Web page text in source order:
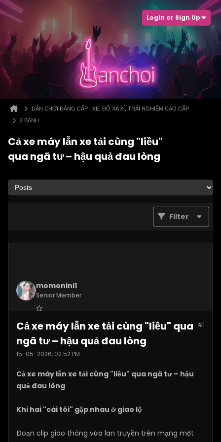
Login or Sign Up
DÂN CHƠI ĐẲNG CẤP | XE, ĐỒ XA XỈ, TRẢI NGHIỆM CAO CẤP
2 BÁNH
Cả xe máy lẫn xe tải cùng "liều"
qua ngã tư – hậu quả đau lòng
Filter
momonini1
Senior Member
Apr 2026
Posts:5408 #1
Cả xe máy lẫn xe tải cùng "liều" qua
ngã tư – hậu quả đau lòng
15-05-2026, 02:52 PM
Cả xe máy lẫn xe tải cùng "liều" qua ngã tư – hậu
quả đau lòng
Khi hai "cái tôi" gặp nhau ở giao lộ
Đoạn clip giao thông vừa lan truyền trên mạng một